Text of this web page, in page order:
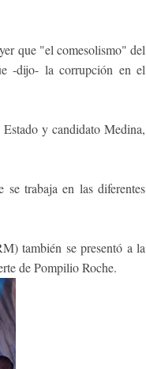
que "el comesolismo" del
-dijo- la corrupción en el
y candidato Medina,
trabaja en las diferentes
también se presentó a la
de Pompilio Roche.